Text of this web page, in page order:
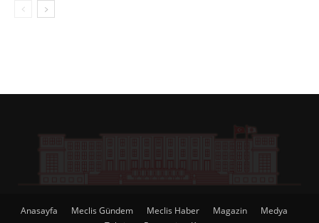
Anasayfa Meclis Gündem Meclis Haber Magazin
Medya